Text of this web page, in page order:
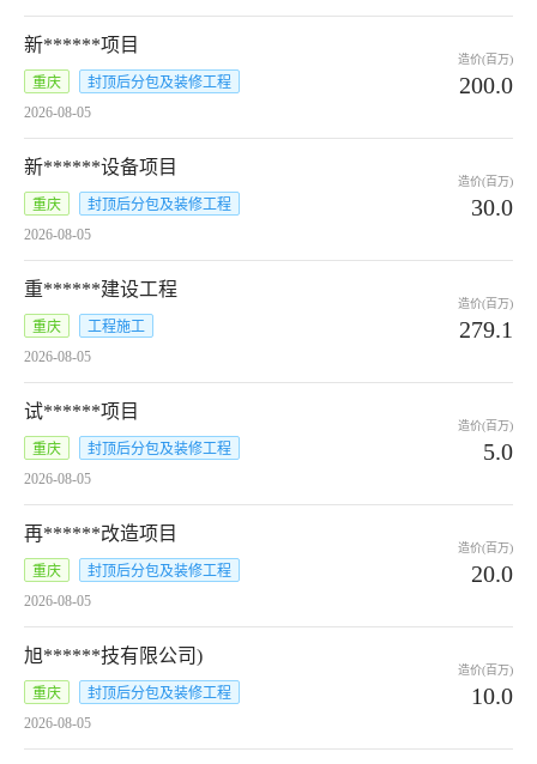
新******项目
重庆
封顶后分包及装修工程
2026-08-05
造价(百万)
200.0
新******设备项目
重庆
封顶后分包及装修工程
2026-08-05
造价(百万)
30.0
重******建设工程
重庆
工程施工
2026-08-05
造价(百万)
279.1
试******项目
重庆
封顶后分包及装修工程
2026-08-05
造价(百万)
5.0
再******改造项目
重庆
封顶后分包及装修工程
2026-08-05
造价(百万)
20.0
旭******技有限公司)
重庆
封顶后分包及装修工程
2026-08-05
造价(百万)
10.0